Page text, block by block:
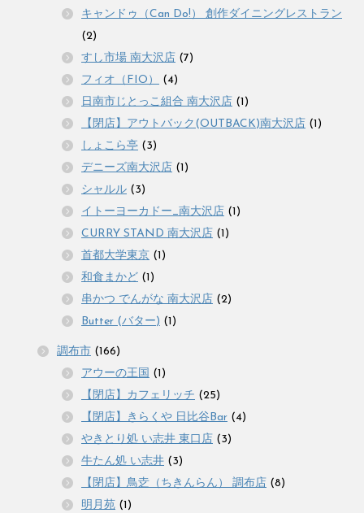
キャンドゥ（Can Do!） 創作ダイニングレストラン
(2)
すし市場 南大沢店 (7)
フィオ（FIO）
(4)
日南市じとっこ組合 南大沢店 (1)
【閉店】アウトバック(OUTBACK)南大沢店 (1)
しょこら亭 (3)
デニーズ南大沢店 (1)
シャルル (3)
イトーヨーカドー_南大沢店 (1)
CURRY STAND 南大沢店 (1)
首都大学東京 (1)
和食まかど (1)
串かつ でんがな 南大沢店 (2)
Butter (バター) (1)
調布市 (166)
アウーの王国 (1)
【閉店】カフェリッチ (25)
【閉店】きらくや 日比谷Bar (4)
やきとり処 い志井 東口店 (3)
牛たん処 い志井 (3)
【閉店】鳥赱（ちきんらん） 調布店 (8)
明月苑 (1)